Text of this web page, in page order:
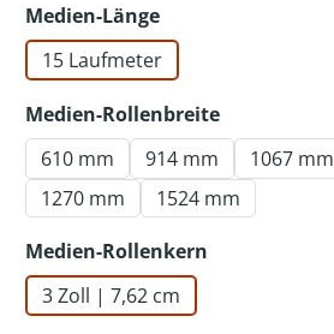
Medien-Längeauswählen
15 Laufmeter
Medien-Rollenbreiteauswählen
610 mm
914 mm 1067 mm
1270 mm
1524 mm
Medien-Rollenkern
3 Zoll | 7,62 cm